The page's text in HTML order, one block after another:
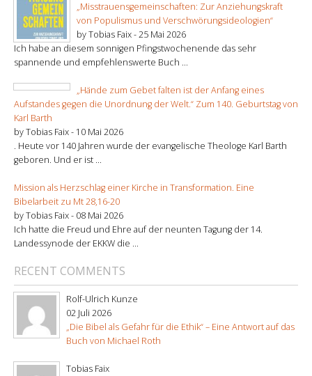
„Misstrauensgemeinschaften: Zur Anziehungskraft
von Populismus und Verschwörungsideologien“
by Tobias Faix -25 Mai 2026
Ich habe an diesem sonnigen Pfingstwochenende das sehr
spannende und empfehlenswerte Buch ...
„Hände zum Gebet falten ist der Anfang eines
Aufstandes gegen die Unordnung der Welt.“ Zum 140. Geburtstag von
Karl Barth
by Tobias Faix - 10 Mai 2026
. Heute vor 140 Jahren wurde der evangelische Theologe Karl Barth
geboren. Und er ist ...
Mission als Herzschlag einer Kirche in Transformation. Eine
Bibelarbeit zu Mt 28,16-20
by Tobias Faix - 08 Mai 2026
Ich hatte die Freud und Ehre auf der neunten Tagung der 14.
Landessynode der EKKW die ...
RECENT COMMENTS
Rolf-Ulrich Kunze
02 Juli 2026
„Die Bibel als Gefahr für die Ethik“ – Eine Antwort auf das
Buch von Michael Roth
Tobias Faix